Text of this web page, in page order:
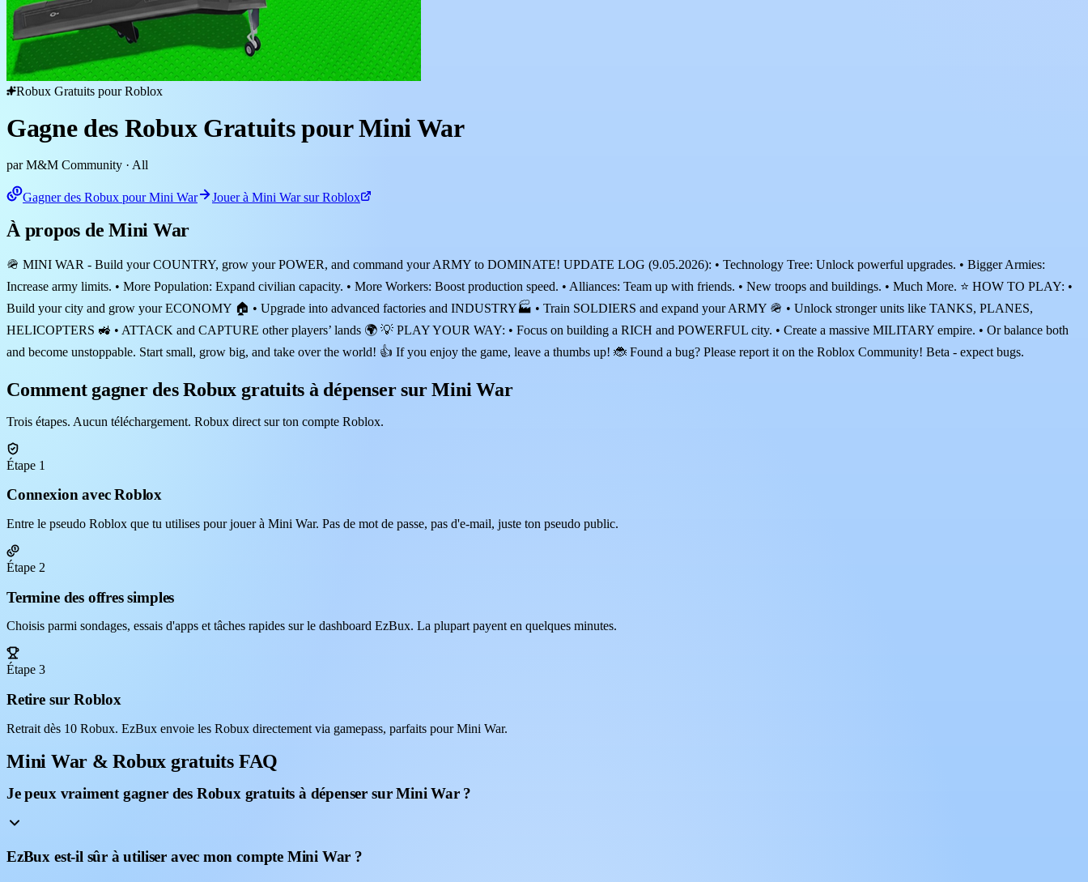
Robux Gratuits pour Roblox
Gagne des Robux Gratuits pour Mini War
par M&M Community · All
Gagner des Robux pour Mini War Jouer à Mini War sur Roblox
À propos de Mini War
🪖 MINI WAR - Build your COUNTRY, grow your POWER, and command your ARMY to DOMINATE! UPDATE LOG (9.05.2026): • Technology Tree: Unlock powerful upgrades. • Bigger Armies:
Increase army limits. • More Population: Expand civilian capacity. • More Workers: Boost production speed. • Alliances: Team up with friends. • New troops and buildings. • Much More. ⭐ HOW TO PLAY: •
Build your city and grow your ECONOMY 🏠 • Upgrade into advanced factories and INDUSTRY🏭 • Train SOLDIERS and expand your ARMY 🪖 • Unlock stronger units like TANKS, PLANES,
HELICOPTERS 🚜 • ATTACK and CAPTURE other players’ lands 🌍 💡 PLAY YOUR WAY: • Focus on building a RICH and POWERFUL city. • Create a massive MILITARY empire. • Or balance both
and become unstoppable. Start small, grow big, and take over the world! 👍 If you enjoy the game, leave a thumbs up! 🐞 Found a bug? Please report it on the Roblox Community! Beta - expect bugs.
Comment gagner des Robux gratuits à dépenser sur Mini War
Trois étapes. Aucun téléchargement. Robux direct sur ton compte Roblox.
Étape 1
Connexion avec Roblox
Entre le pseudo Roblox que tu utilises pour jouer à Mini War. Pas de mot de passe, pas d'e-mail, juste ton pseudo public.
Étape 2
Termine des offres simples
Choisis parmi sondages, essais d'apps et tâches rapides sur le dashboard EzBux. La plupart payent en quelques minutes.
Étape 3
Retire sur Roblox
Retrait dès 10 Robux. EzBux envoie les Robux directement via gamepass, parfaits pour Mini War.
Mini War & Robux gratuits FAQ
Je peux vraiment gagner des Robux gratuits à dépenser sur Mini War ?
EzBux est-il sûr à utiliser avec mon compte Mini War ?